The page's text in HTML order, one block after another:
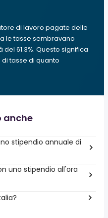
di lavoro pagate delle
le tasse sembravano
61.3%. Questo significa
di tasse di quanto
anche
stipendio annuale di
uno stipendio all'ora